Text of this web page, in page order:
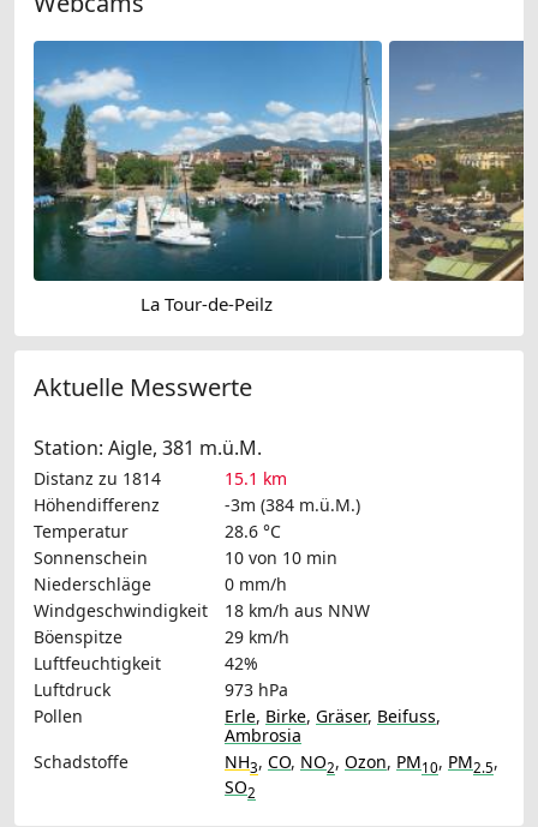
La Tour-de-Peilz
Aktuelle Messwerte
Station: Aigle, 381 m.ü.M.
Distanz zu 1814
15.1 km
Höhendifferenz
-3m (384 m.ü.M.)
Temperatur
28.6 °C
Sonnenschein
10 von 10 min
Niederschläge
0 mm/h
Windgeschwindigkeit
18 km/h aus NNW
Böenspitze
29 km/h
Luftfeuchtigkeit
42%
Luftdruck
973 hPa
Pollen
Erle, Birke, Gräser, Beifuss,
Ambrosia
Schadstoffe
NH3, CO, NO2, Ozon, PM10, PM2.5,
SO2